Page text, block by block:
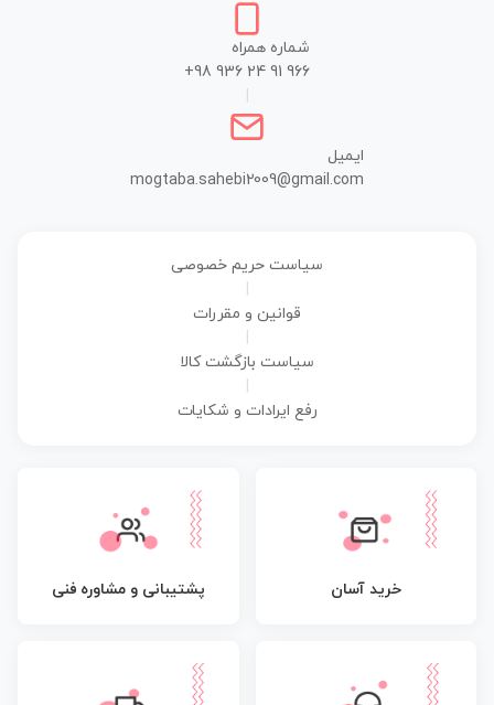
شماره همراه
+98 936 24 91 966
ایمیل
mogtaba.sahebi2009@gmail.com
سیاست حریم خصوصی
قوانین و مقررات
سیاست بازگشت کالا
رفع ایرادات و شکایات
خرید آسان پشتیبانی و مشاوره فنی